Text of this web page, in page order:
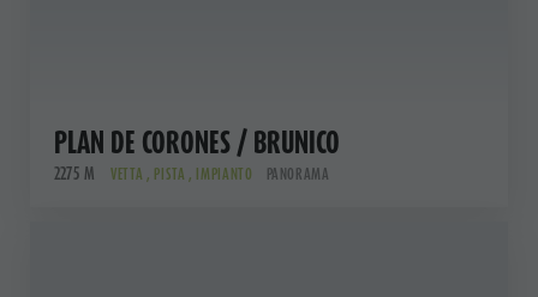
PLAN DE CORONES / BRUNICO
2275 M VETTA , PISTA , IMPIANTO PANORAMA